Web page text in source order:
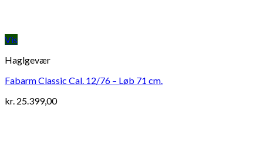
Vis
Haglgevær
Fabarm Classic Cal. 12/76 – Løb 71 cm.
kr. 25.399,00